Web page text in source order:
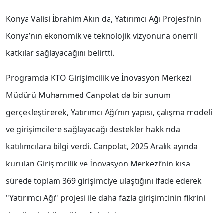
Konya Valisi İbrahim Akın da, Yatırımcı Ağı Projesi’nin
Konya’nın ekonomik ve teknolojik vizyonuna önemli
katkılar sağlayacağını belirtti.
Programda KTO Girişimcilik ve İnovasyon Merkezi
Müdürü Muhammed Canpolat da bir sunum
gerçekleştirerek, Yatırımcı Ağı’nın yapısı, çalışma modeli
ve girişimcilere sağlayacağı destekler hakkında
katılımcılara bilgi verdi. Canpolat, 2025 Aralık ayında
kurulan Girişimcilik ve İnovasyon Merkezi’nin kısa
sürede toplam 369 girişimciye ulaştığını ifade ederek
"Yatırımcı Ağı" projesi ile daha fazla girişimcinin fikrini